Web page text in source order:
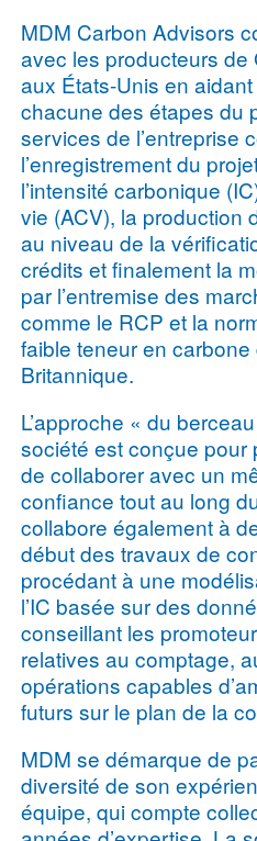
MDM Carbon Advisors
avec les producteurs de
aux États-Unis en
chacune des étapes du
services de l’entreprise
l’enregistrement du
l’intensité carbonique
vie (ACV), la production
au niveau de la
crédits et finalement la
par l’entremise des
comme le RCP et la
faible teneur en
Britannique.
L’approche « du
société est conçue pour
de collaborer avec un
confiance tout au long
collabore également à
début des travaux de
procédant à une
l’IC basée sur des
conseillant les
relatives au comptage,
opérations capables
futurs sur le plan de la
MDM se démarque de
diversité de son
équipe, qui compte